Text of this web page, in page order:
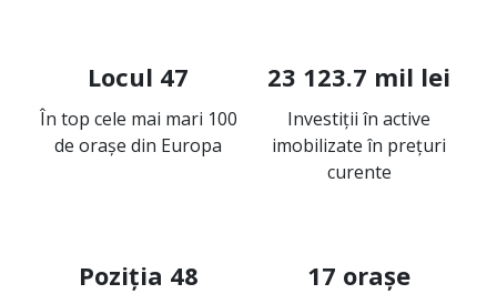
Locul 47
În top cele mai mari 100
de oraşe din Europa
23 123.7 mil lei
Investiţii în active
imobilizate în prețuri
curente
Poziția 48 17 orașe